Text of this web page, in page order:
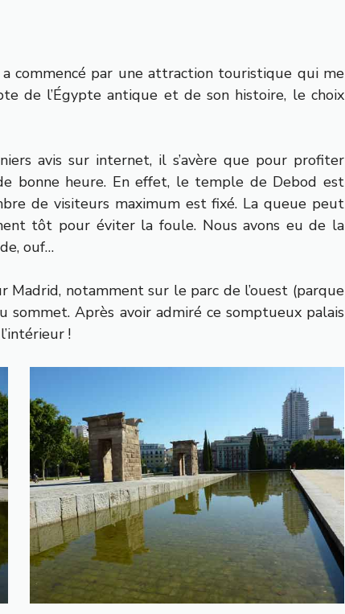
commencé par une attraction touristique qui me
de l’Égypte antique et de son histoire, le choix
avis sur internet, il s’avère que pour profiter
bonne heure. En effet, le temple de Debod est
de visiteurs maximum est fixé. La queue peut
tôt pour éviter la foule. Nous avons eu de la
ouf…
Madrid, notamment sur le parc de l’ouest (parque
Après avoir admiré ce somptueux palais
!